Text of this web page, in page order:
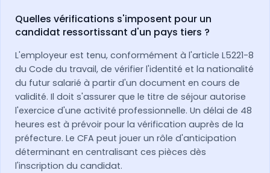
Quelles vérifications s'imposent pour un
candidat ressortissant d'un pays tiers ?
L'employeur est tenu, conformément à l'article L5221-8
du Code du travail, de vérifier l'identité et la nationalité
du futur salarié à partir d'un document en cours de
validité. Il doit s'assurer que le titre de séjour autorise
l'exercice d'une activité professionnelle. Un délai de 48
heures est à prévoir pour la vérification auprès de la
préfecture. Le CFA peut jouer un rôle d'anticipation
déterminant en centralisant ces pièces dès
l'inscription du candidat.